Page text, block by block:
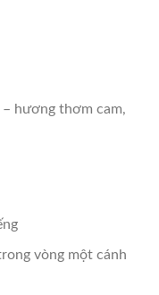
hương thơm cam,
vòng một cánh